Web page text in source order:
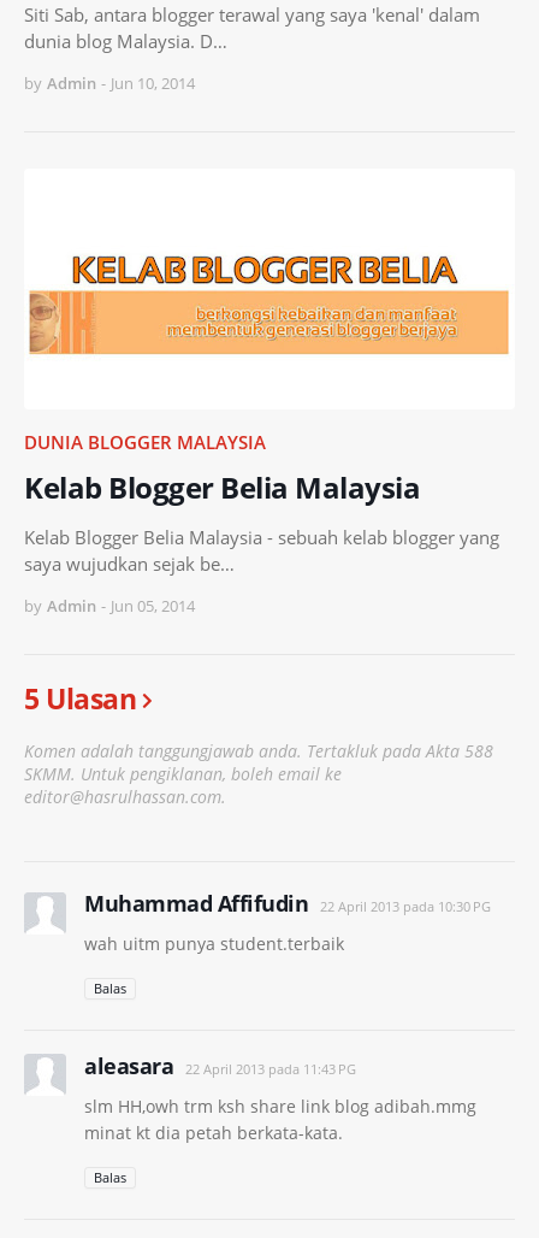
Siti Sab, antara blogger terawal yang saya 'kenal' dalam
dunia blog Malaysia. D…
by Admin - Jun 10, 2014
DUNIA BLOGGER MALAYSIA
Kelab Blogger Belia Malaysia
Kelab Blogger Belia Malaysia - sebuah kelab blogger yang
saya wujudkan sejak be…
by Admin - Jun 05, 2014
5 Ulasan
Komen adalah tanggungjawab anda. Tertakluk pada Akta 588
SKMM. Untuk pengiklanan, boleh email ke
editor@hasrulhassan.com.
Muhammad Affifudin 22 April 2013 pada 10:30 PG
wah uitm punya student.terbaik
Balas
aleasara 22 April 2013 pada 11:43 PG
slm HH,owh trm ksh share link blog adibah.mmg
minat kt dia petah berkata-kata.
Balas